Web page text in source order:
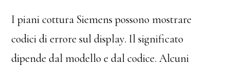
I piani cottura Siemens possono mostrare
codici di errore sul display. Il significato
dipende dal modello e dal codice. Alcuni